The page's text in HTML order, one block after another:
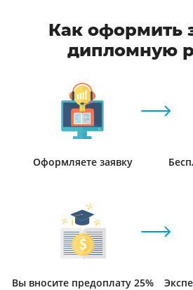
Как оформить
дипломную
Оформляете заявку
Вы вносите предоплату 25%